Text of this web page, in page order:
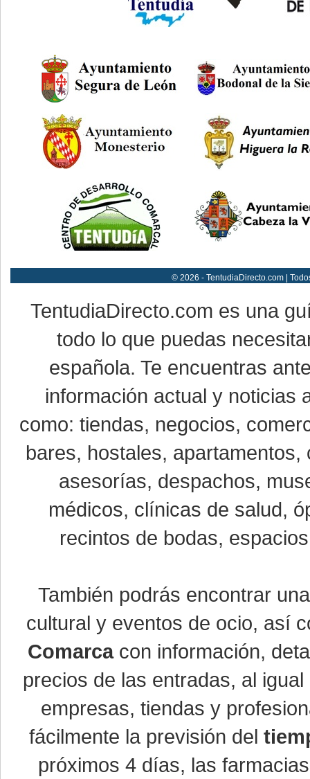
© 2026 - TentudiaDirecto.com |
TentudiaDirecto.com es una
todo lo que puedas
española. Te encuentras
información actual y noticias
como: tiendas, negocios,
bares, hostales,
asesorías, despachos,
médicos, clínicas de salud,
recintos de bodas,
También podrás encontrar
cultural y eventos de ocio, así
Comarcacon información,
precios de las entradas, al
empresas, tiendas y
fácilmente la previsión del
próximos 4 días, las